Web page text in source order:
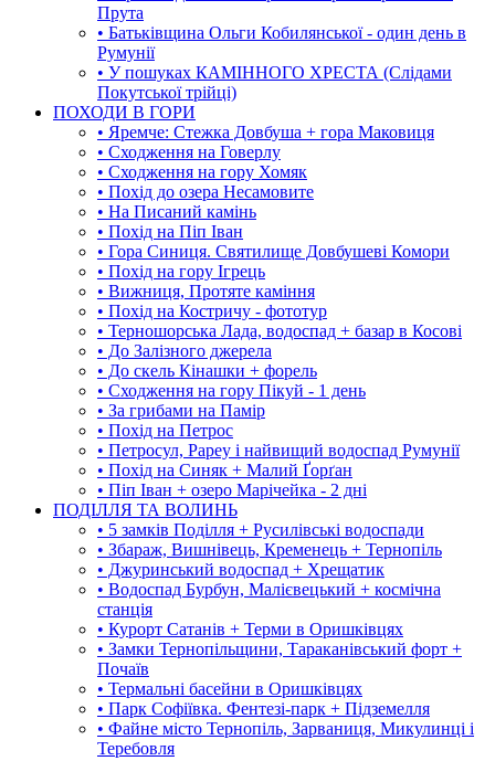
Прута
• Батьківщина Ольги Кобилянської - один день в
Румунії
• У пошуках КАМІННОГО ХРЕСТА (Слідами
Покутської трійці)
ПОХОДИ В ГОРИ
• Яремче: Стежка Довбуша + гора Маковиця
• Сходження на Говерлу
• Сходження на гору Хомяк
• Похід до озера Несамовите
• На Писаний камінь
• Похід на Піп Іван
• Гора Синиця. Святилище Довбушеві Комори
• Похід на гору Ігрець
• Вижниця, Протяте каміння
• Похід на Костричу - фототур
• Терношорська Лада, водоспад + базар в Косові
• До Залізного джерела
• До скель Кінашки + форель
• Сходження на гору Пікуй - 1 день
• За грибами на Памір
• Похід на Петрос
• Петросул, Рареу і найвищий водоспад Румунії
• Похід на Синяк + Малий Ґорґан
• Піп Іван + озеро Марічейка - 2 дні
ПОДІЛЛЯ ТА ВОЛИНЬ
• 5 замків Поділля + Русилівські водоспади
• Збараж, Вишнівець, Кременець + Тернопіль
• Джуринський водоспад + Хрещатик
• Водоспад Бурбун, Малієвецький + космічна
станція
• Курорт Сатанів + Терми в Оришківцях
• Замки Тернопільщини, Тараканівський форт +
Почаїв
• Термальні басейни в Оришківцях
• Парк Софіївка. Фентезі-парк + Підземелля
• Файне місто Тернопіль, Зарваниця, Микулинці і
Теребовля